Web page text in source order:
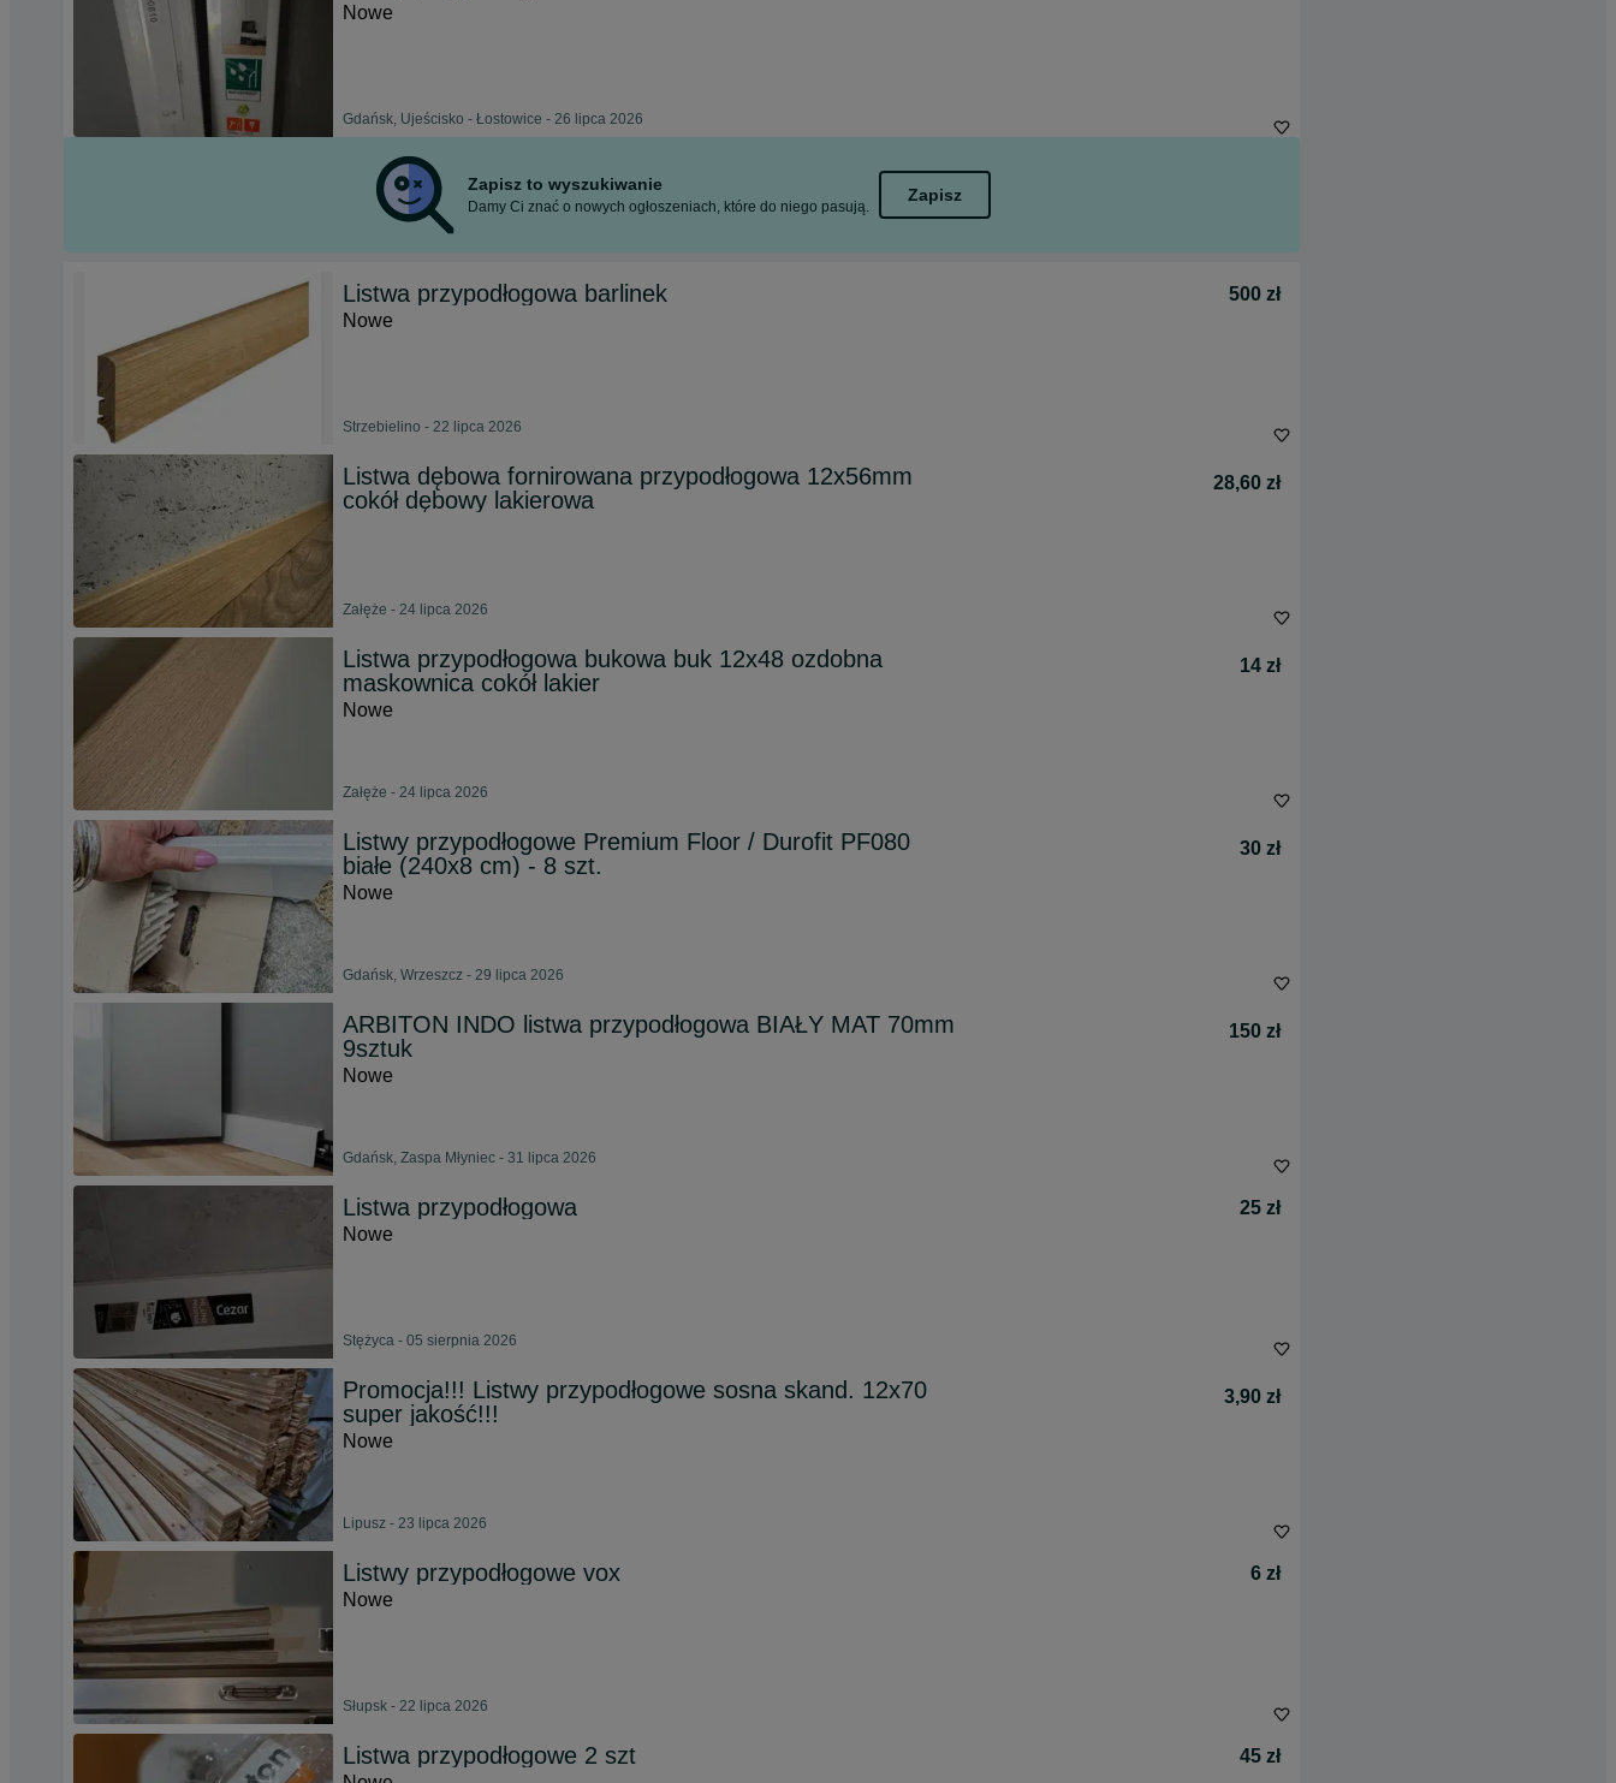
Nowe
Gdańsk, Ujeścisko - Łostowice - 26 lipca 2026
Zapisz to wyszukiwanie
Damy Ci znać o nowych ogłoszeniach, które do niego pasują.
Zapisz
Listwa przypodłogowa barlinek
500 zł
Nowe
Strzebielino - 22 lipca 2026
Listwa dębowa fornirowana przypodłogowa 12x56mm
cokół dębowy lakierowa
28,60 zł
Załęże - 24 lipca 2026
Listwa przypodłogowa bukowa buk 12x48 ozdobna
maskownica cokół lakier
14 zł
Nowe
Załęże - 24 lipca 2026
Listwy przypodłogowe Premium Floor / Durofit PF080
białe (240x8 cm) - 8 szt.
30 zł
Nowe
Gdańsk, Wrzeszcz - 29 lipca 2026
ARBITON INDO listwa przypodłogowa BIAŁY MAT 70mm
9sztuk
150 zł
Nowe
Gdańsk, Zaspa Młyniec - 31 lipca 2026
Listwa przypodłogowa
25 zł
Nowe
Stężyca - 05 sierpnia 2026
Promocja!!! Listwy przypodłogowe sosna skand. 12x70
super jakość!!!
3,90 zł
Nowe
Lipusz - 23 lipca 2026
Listwy przypodłogowe vox
6 zł
Nowe
Słupsk - 22 lipca 2026
Listwa przypodłogowe 2 szt
45 zł